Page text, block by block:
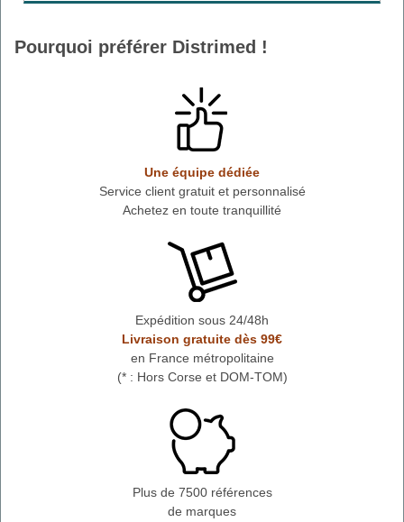
Pourquoi préférer Distrimed !
Une équipe dédiée
Service client gratuit et personnalisé
Achetez en toute tranquillité
Expédition sous 24/48h
Livraison gratuite dès 99€
en France métropolitaine
(* : Hors Corse et DOM-TOM)
Plus de 7500 références
de marques